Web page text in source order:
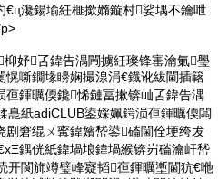
瀺鍚堬紝榧撳嫷鏇村娑堣不鑰呭
妤叾鍏告湡闁擄紝璨锋寚瀹氭璺
噺鐗堟矏娴撮湶涓€鐡讹紱閫插簵
鍕曞偄鑱悕鏈冨摗锛屾叾鍏告湡
嗭紙adiCLUB鍙婇姵鍔涢亱鍕曞偄闆
窘绲ㄨ寗鍏嬪嵆鍙磮閫佺埂绔犮
鍝侊紙鍏堝埌鍏堝緱锛岃磮瀹屽嵆
开閬斾竴璧峰寲韬亱鍕曞壍閫犺€咃